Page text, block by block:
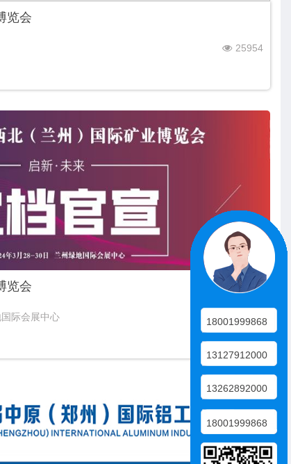
览会
25954
览会
际会展中心 38122
18001999868
13127912000
13262892000
18001999868